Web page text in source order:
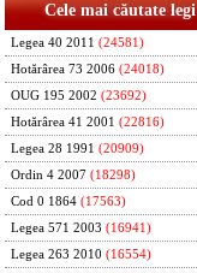
Cele mai căutate legi
Legea 40 2011 (24581)
Hotărârea 73 2006 (24018)
OUG 195 2002 (23692)
Hotărârea 41 2001 (22816)
Legea 28 1991 (20909)
Ordin 4 2007 (18298)
Cod 0 1864 (17563)
Legea 571 2003 (16941)
Legea 263 2010 (16554)